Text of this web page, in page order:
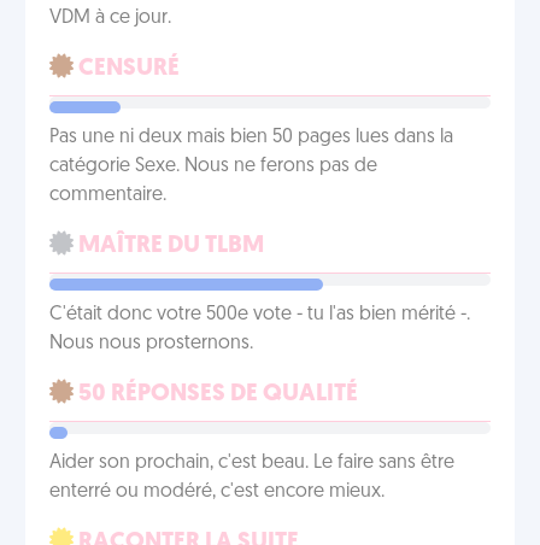
VDM à ce jour.
CENSURÉ
Pas une ni deux mais bien 50 pages lues dans la
catégorie Sexe. Nous ne ferons pas de
commentaire.
MAÎTRE DU TLBM
C'était donc votre 500e vote - tu l'as bien mérité -.
Nous nous prosternons.
50 RÉPONSES DE QUALITÉ
Aider son prochain, c'est beau. Le faire sans être
enterré ou modéré, c'est encore mieux.